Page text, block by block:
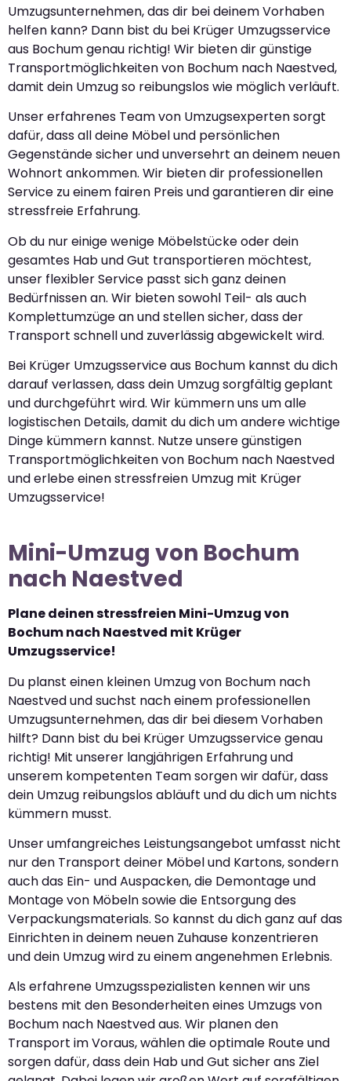
Umzugsunternehmen, das dir bei deinem Vorhaben
helfen kann? Dann bist du bei Krüger Umzugsservice
aus Bochum genau richtig! Wir bieten dir günstige
Transportmöglichkeiten von Bochum nach Naestved,
damit dein Umzug so reibungslos wie möglich verläuft.
Unser erfahrenes Team von Umzugsexperten sorgt
dafür, dass all deine Möbel und persönlichen
Gegenstände sicher und unversehrt an deinem neuen
Wohnort ankommen. Wir bieten dir professionellen
Service zu einem fairen Preis und garantieren dir eine
stressfreie Erfahrung.
Ob du nur einige wenige Möbelstücke oder dein
gesamtes Hab und Gut transportieren möchtest,
unser flexibler Service passt sich ganz deinen
Bedürfnissen an. Wir bieten sowohl Teil- als auch
Komplettumzüge an und stellen sicher, dass der
Transport schnell und zuverlässig abgewickelt wird.
Bei Krüger Umzugsservice aus Bochum kannst du dich
darauf verlassen, dass dein Umzug sorgfältig geplant
und durchgeführt wird. Wir kümmern uns um alle
logistischen Details, damit du dich um andere wichtige
Dinge kümmern kannst. Nutze unsere günstigen
Transportmöglichkeiten von Bochum nach Naestved
und erlebe einen stressfreien Umzug mit Krüger
Umzugsservice!
Mini-Umzug von Bochum
nach Naestved
Plane deinen stressfreien Mini-Umzug von
Bochum nach Naestved mit Krüger
Umzugsservice!
Du planst einen kleinen Umzug von Bochum nach
Naestved und suchst nach einem professionellen
Umzugsunternehmen, das dir bei diesem Vorhaben
hilft? Dann bist du bei Krüger Umzugsservice genau
richtig! Mit unserer langjährigen Erfahrung und
unserem kompetenten Team sorgen wir dafür, dass
dein Umzug reibungslos abläuft und du dich um nichts
kümmern musst.
Unser umfangreiches Leistungsangebot umfasst nicht
nur den Transport deiner Möbel und Kartons, sondern
auch das Ein- und Auspacken, die Demontage und
Montage von Möbeln sowie die Entsorgung des
Verpackungsmaterials. So kannst du dich ganz auf das
Einrichten in deinem neuen Zuhause konzentrieren
und dein Umzug wird zu einem angenehmen Erlebnis.
Als erfahrene Umzugsspezialisten kennen wir uns
bestens mit den Besonderheiten eines Umzugs von
Bochum nach Naestved aus. Wir planen den
Transport im Voraus, wählen die optimale Route und
sorgen dafür, dass dein Hab und Gut sicher ans Ziel